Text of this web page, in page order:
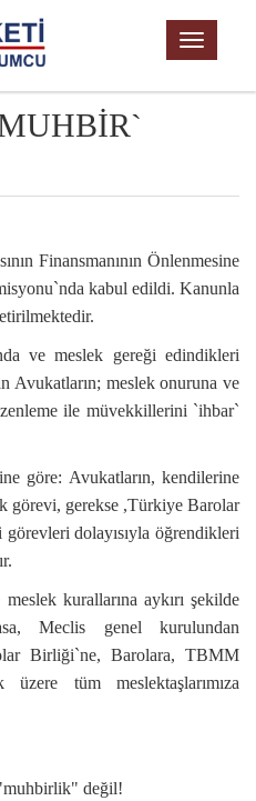
Finansmanının Önlenmesine
kabul edildi. Kanunla
ve meslek gereği edindikleri
Avukatların; meslek onuruna ve
ile müvekkillerini `ihbar`
göre: Avukatların, kendilerine
görevi, gerekse ,Türkiye Barolar
dolayısıyla öğrendikleri
kurallarına aykırı şekilde
Meclis genel kurulundan
Birliği`ne, Barolara, TBMM
tüm meslektaşlarımıza
değil!